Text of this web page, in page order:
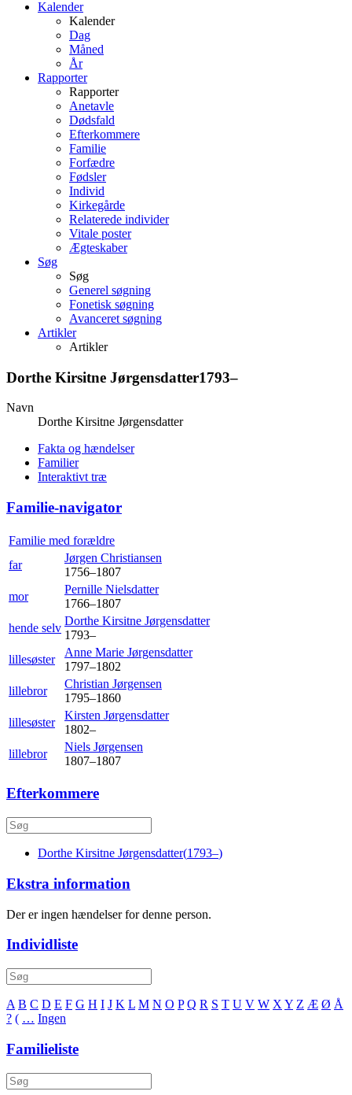
Kalender
Kalender
Dag
Måned
År
Rapporter
Rapporter
Anetavle
Dødsfald
Efterkommere
Familie
Forfædre
Fødsler
Individ
Kirkegårde
Relaterede individer
Vitale poster
Ægteskaber
Søg
Søg
Generel søgning
Fonetisk søgning
Avanceret søgning
Artikler
Artikler
Dorthe Kirsitne Jørgensdatter1793–
Navn
Dorthe Kirsitne Jørgensdatter
Fakta og hændelser
Familier
Interaktivt træ
Familie-navigator
Familie med forældre
far
Jørgen Christiansen
1756–1807
mor
Pernille Nielsdatter
1766–1807
hende selv
Dorthe Kirsitne Jørgensdatter
1793–
lillesøster
Anne Marie Jørgensdatter
1797–1802
lillebror
Christian Jørgensen
1795–1860
lillesøster
Kirsten Jørgensdatter
1802–
lillebror
Niels Jørgensen
1807–1807
Efterkommere
Dorthe Kirsitne Jørgensdatter(1793–)
Ekstra information
Der er ingen hændelser for denne person.
Individliste
A B C D E F G H I J K L M N O P Q R S T U V W X Y Z Æ Ø Å
? ( … Ingen
Familieliste